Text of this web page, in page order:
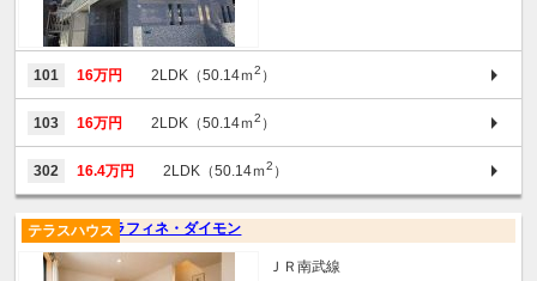
101 16万円 2LDK（50.14ｍ2 ）
103 16万円 2LDK（50.14ｍ2 ）
302 16.4万円 2LDK（50.14ｍ2 ）
ラフィネ・ダイモン
テラスハウス
ＪＲ南武線